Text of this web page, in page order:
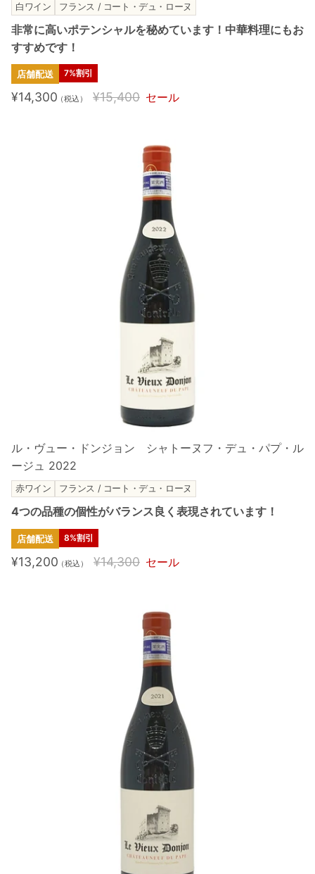
白ワイン フランス / コート・デュ・ローヌ
非常に高いポテンシャルを秘めています！中華料理にもお
すすめです！
店舗配送 7%割引
¥14,300（税込） ¥15,400 セール
ル・ヴュー・ドンジョン シャトーヌフ・デュ・パプ・ル
ージュ 2022
赤ワイン フランス / コート・デュ・ローヌ
4つの品種の個性がバランス良く表現されています！
店舗配送 8%割引
¥13,200（税込） ¥14,300 セール